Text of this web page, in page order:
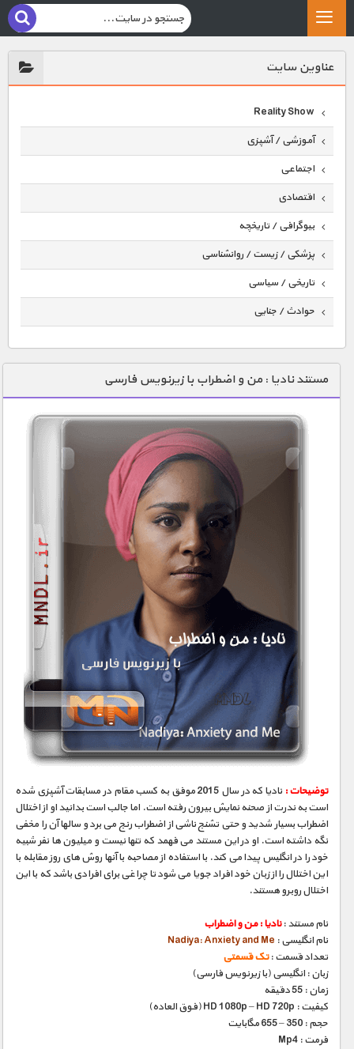
عناوين سايت
Reality Show
آموزشی / آشپزی
اجتماعی
اقتصادی
بیوگرافی / تاریخچه
پزشکی / زیست / روانشناسی
تاریخی / سیاسی
حوادث / جنایی
دنیای خوراکی ها
زمین شناسی / محیط زیست
سازه/ معماری/ مهندسی
سرگرمی
شناخت کودکان
گردشگری
ماورایی
مسابقات / ورزشی
مستند های اختصاصی
مستند نادیا : من و اضطراب با زیرنویس فارسی
توضیحات :
نادیا که در سال 2015 موفق به کسب مقام در مسابقات آشپزی شده
است به ندرت از صحنه نمایش بیرون رفته است. اما جالب است بدانید او از اختلال
اضطراب بسیار شدید و حتی تشنج ناشی از اضطراب رنج می برد و سالها آن را مخفی
نگه داشته است. او در این مستند می فهمد که تنها نیست و میلیون ها نفر شبیه
خود را در انگلیس پیدا می کند. با استفاده از مصاحبه با آنها روش های روز مقابله با
این اختلال را از زبان خود افراد جویا می شود تا چراغی برای افرادی باشد که با این
اختلال روبرو هستند.
نام مستند :نادیا : من و اضطراب
نام انگلیسی : Nadiya: Anxiety and Me
تعداد قسمت :تک قسمتی
زبان : انگلیسی (با زیرنویس فارسی)
زمان : 55 دقیقه
کیفیت : HD 1080p – HD 720p (فوق العاده)
حجم : 350 – 655 مگابایت
فرمت : Mp4